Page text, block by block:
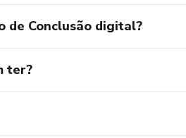
de Conclusão digital?
ter?